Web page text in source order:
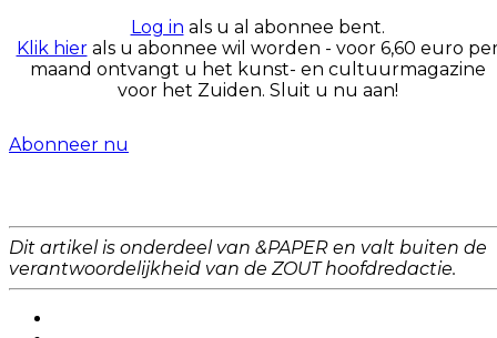
Log in als u al abonnee bent.
Klik hierals u abonnee wil worden - voor 6,60 euro
maand ontvangt u het kunst- en cultuurmagazine
voor het Zuiden. Sluit u nu aan!
Abonneer nu
Dit artikel is onderdeel van &PAPER en valt buiten de
verantwoordelijkheid van de ZOUT hoofdredactie.